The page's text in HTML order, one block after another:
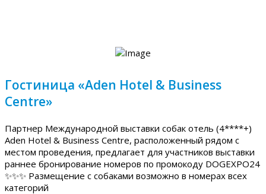
Гостиница «Aden Hotel & Business
Centre»
Партнер Международной выставки собак отель (4****+)
Aden Hotel & Business Centre, расположенный рядом с
местом проведения, предлагает для участников выставки
раннее бронирование номеров по промокоду DOGEXPO24
✨✨✨ Размещение с собаками возможно в номерах всех
категорий